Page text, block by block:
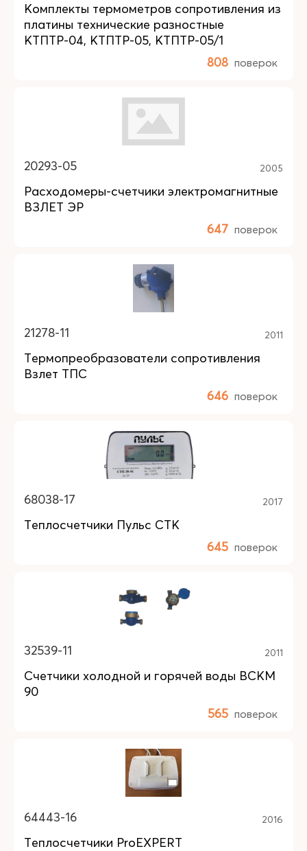
Комплекты термометров сопротивления из
платины технические разностные
КТПТР-04, КТПТР-05, КТПТР-05/1
808 поверок
20293-05 2005
Расходомеры-счетчики электромагнитные
ВЗЛЕТ ЭР
647 поверок
21278-11 2011
Термопреобразователи сопротивления
Взлет ТПС
646 поверок
68038-17 2017
Теплосчетчики Пульс СТК
645 поверок
32539-11 2011
Счетчики холодной и горячей воды ВСКМ
90
565 поверок
64443-16 2016
Теплосчетчики ProEXPERT